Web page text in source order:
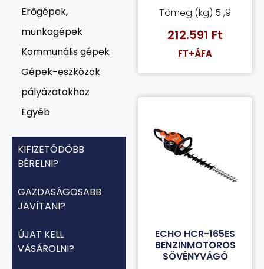
Erőgépek,
munkagépek
Kommunális gépek
Gépek-eszközök
pályázatokhoz
Egyéb
KIFIZETŐDŐBB
BÉRELNI?
GAZDASÁGOSABB
JAVÍTANI?
ÚJAT KELL
VÁSÁROLNI?
Tömeg (kg) 5 ,9
212.591 Ft
FT+ÁFA
ECHO HCR-165ES
BENZINMOTOROS
SÖVÉNYVÁGÓ